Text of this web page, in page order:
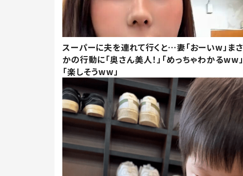
スーパーに夫を連れて行くと…妻「おーいw」まさ
かの行動に「奥さん美人！」「めっちゃわかるww」
「楽しそうww」